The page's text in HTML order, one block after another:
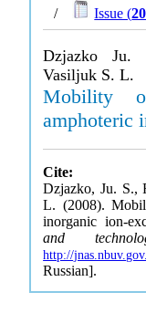
/ Issue (
Dzjazko Ju.
Vasiljuk S. L.
Mobility
amphoteric
Cite:
Dzjazko, Ju. S.,
L. (2008).
inorganic ion-
and
http://
Russian].